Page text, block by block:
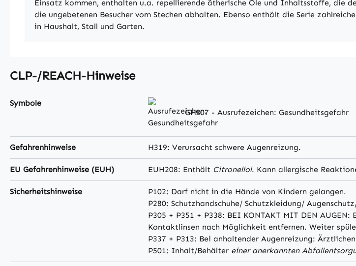
Einsatz kommen, enthalten u.a. repellierende ätherische Öle und Inhaltsstoffe, die
die ungebetenen Besucher vom Stechen abhalten. Ebenso enthält die Serie
in Haushalt, Stall und Garten.
CLP-/REACH-Hinweise
Symbole
GHS07 - Ausrufezeichen: Gesundheitsgefahr
Gefahrenhinweise H319: Verursacht schwere Augenreizung.
EU Gefahrenhinweise (EUH) EUH208: Enthält Citronellol. Kann allergische
Sicherheitshinweise
P102: Darf nicht in die Hände von Kindern gelangen.
P280: Schutzhandschuhe/ Schutzkleidung/
P305 + P351 + P338: BEI KONTAKT MIT DEN
Kontaktlinsen nach Möglichkeit entfernen. Weiter
P337 + P313: Bei anhaltender Augenreizung:
P501: Inhalt/Behälter einer anerkannten